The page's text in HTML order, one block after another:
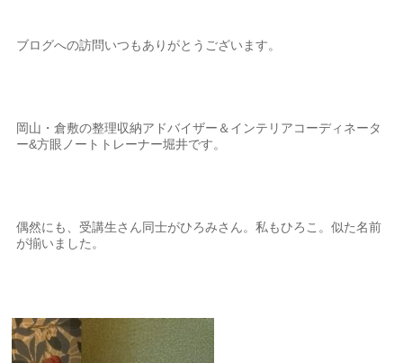
ブログへの訪問いつもありがとうございます。
岡山・倉敷の整理収納アドバイザー＆インテリアコーディネータ
ー&方眼ノートトレーナー堀井です。
偶然にも、受講生さん同士がひろみさん。私もひろこ。似た名前
が揃いました。